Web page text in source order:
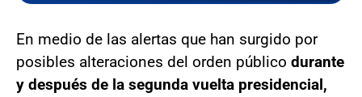
En medio de las alertas que han surgido por
posibles alteraciones del orden público durante
y después de la segunda vuelta presidencial,